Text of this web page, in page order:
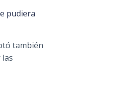
pudiera
también